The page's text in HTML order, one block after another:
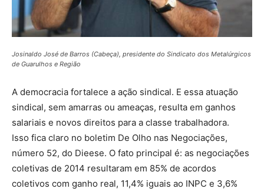
Josinaldo José de Barros (Cabeça), presidente do Sindicato dos Metalúrgicos
de Guarulhos e Região
A democracia fortalece a ação sindical. E essa atuação
sindical, sem amarras ou ameaças, resulta em ganhos
salariais e novos direitos para a classe trabalhadora.
Isso fica claro no boletim De Olho nas Negociações,
número 52, do Dieese. O fato principal é: as negociações
coletivas de 2014 resultaram em 85% de acordos
coletivos com ganho real, 11,4% iguais ao INPC e 3,6%